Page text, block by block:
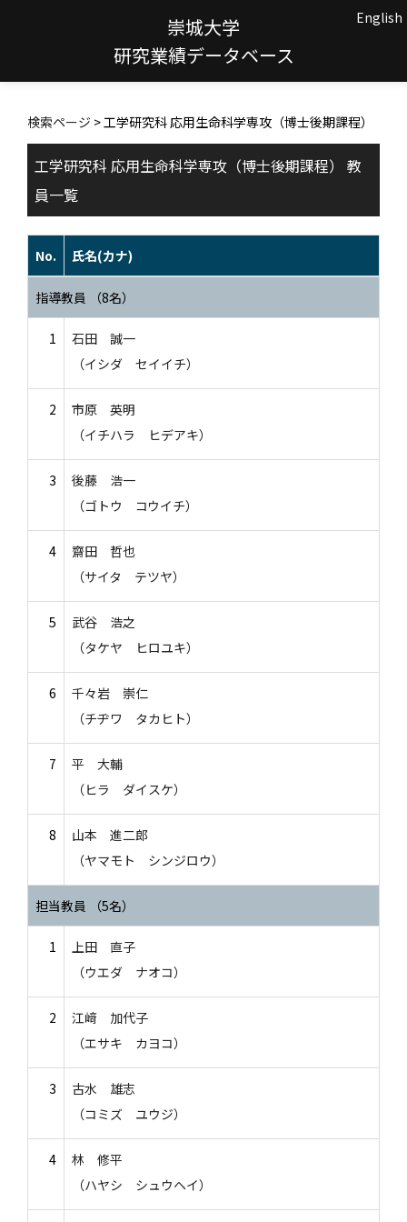
崇城大学
研究業績データベース
English
検索ページ > 工学研究科 応用生命科学専攻（博士後期課程）
工学研究科 応用生命科学専攻（博士後期課程） 教
員一覧
No. 氏名(カナ)
指導教員 （8名）
1
石田 誠一
（イシダ セイイチ）
2
市原 英明
（イチハラ ヒデアキ）
3
後藤 浩一
（ゴトウ コウイチ）
4
齋田 哲也
（サイタ テツヤ）
5
武谷 浩之
（タケヤ ヒロユキ）
6
千々岩 崇仁
（チヂワ タカヒト）
7
平 大輔
（ヒラ ダイスケ）
8
山本 進二郎
（ヤマモト シンジロウ）
担当教員 （5名）
1
上田 直子
（ウエダ ナオコ）
2
江﨑 加代子
（エサキ カヨコ）
3
古水 雄志
（コミズ ユウジ）
4
林 修平
（ハヤシ シュウヘイ）